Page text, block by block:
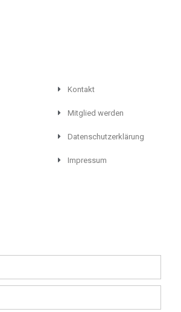
Kontakt
Mitglied werden
Datenschutzerklärung
Impressum